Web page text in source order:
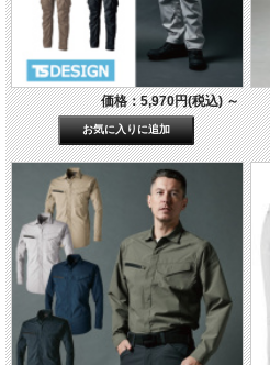
価格：5,970円(税込)～